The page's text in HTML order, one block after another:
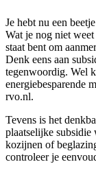
Je hebt nu een
Wat je nog niet
staat bent om
Denk eens aan
tegenwoordig. Wel
energiebesparende
rvo.nl.
Tevens is het
plaatselijke subsidie
kozijnen of
controleer je